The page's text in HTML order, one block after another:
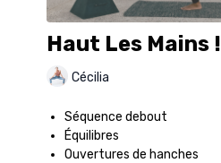
Haut Les Mains !
Cécilia
Séquence debout
Équilibres
Ouvertures de hanches